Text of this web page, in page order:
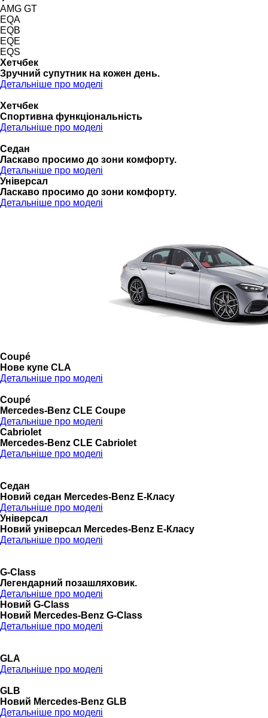
AMG GT
EQA
EQB
EQE
EQS
Хетчбек
Зручний супутник на кожен день.
Детальніше про моделі
Хетчбек
Спортивна функціональність
Детальніше про моделі
Седан
Ласкаво просимо до зони комфорту.
Детальніше про моделі
Універсал
Ласкаво просимо до зони комфорту.
Детальніше про моделі
Coupé
Нове купе CLA
Детальніше про моделі
Coupé
Mercedes-Benz CLE Coupe
Детальніше про моделі
Cabriolet
Mercedes-Benz CLE Cabriolet
Детальніше про моделі
Седан
Новий седан Mercedes-Benz Е-Класу
Детальніше про моделі
Універсал
Новий універсал Mercedes-Benz E-Класу
Детальніше про моделі
G-Class
Легендарний позашляховик.
Детальніше про моделі
Новий G-Class
Новий Mercedes-Benz G-Class
Детальніше про моделі
GLA
Детальніше про моделі
GLB
Новий Mercedes-Benz GLB
Детальніше про моделі